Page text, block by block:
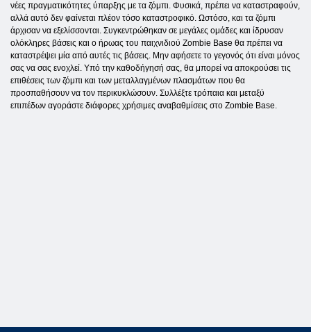
νέες πραγματικότητες ύπαρξης με τα ζόμπι. Φυσικά, πρέπει να καταστραφούν,
αλλά αυτό δεν φαίνεται πλέον τόσο καταστροφικό. Ωστόσο, και τα ζόμπι
άρχισαν να εξελίσσονται. Συγκεντρώθηκαν σε μεγάλες ομάδες και ίδρυσαν
ολόκληρες βάσεις και ο ήρωας του παιχνιδιού Zombie Base θα πρέπει να
καταστρέψει μία από αυτές τις βάσεις. Μην αφήσετε το γεγονός ότι είναι μόνος
σας να σας ενοχλεί. Υπό την καθοδήγησή σας, θα μπορεί να αποκρούσει τις
επιθέσεις των ζόμπι και των μεταλλαγμένων πλασμάτων που θα
προσπαθήσουν να τον περικυκλώσουν. Συλλέξτε τρόπαια και μεταξύ
επιπέδων αγοράστε διάφορες χρήσιμες αναβαθμίσεις στο Zombie Base.